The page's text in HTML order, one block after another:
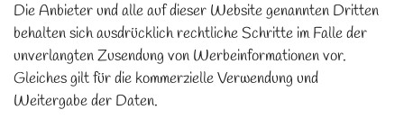
Die Anbieter und alle auf dieser Website genannten Dritten
behalten sich ausdrücklich rechtliche Schritte im Falle der
unverlangten Zusendung von Werbeinformationen vor.
Gleiches gilt für die kommerzielle Verwendung und
Weitergabe der Daten.